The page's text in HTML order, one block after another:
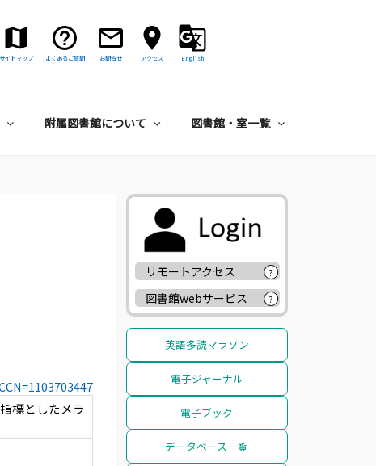
サイトマップ よくあるご質問 お問合せ アクセス English
附属図書館について 図書館・室一覧
標としたメラ
リモートアクセス ?
図書館webサービス ?
英語多読マラソン
電子ジャーナル
電子ブック
データベース一覧